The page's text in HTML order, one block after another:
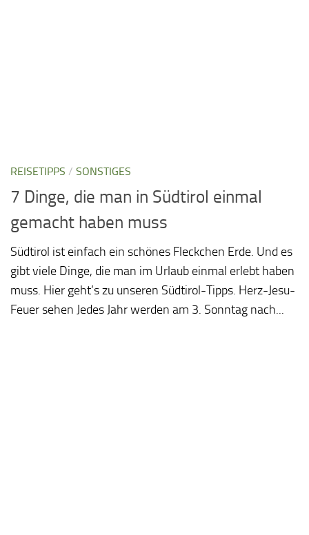
REISETIPPS / SONSTIGES
7 Dinge, die man in Südtirol einmal
gemacht haben muss
Südtirol ist einfach ein schönes Fleckchen Erde. Und es
gibt viele Dinge, die man im Urlaub einmal erlebt haben
muss. Hier geht’s zu unseren Südtirol-Tipps. Herz-Jesu-
Feuer sehen Jedes Jahr werden am 3. Sonntag nach...